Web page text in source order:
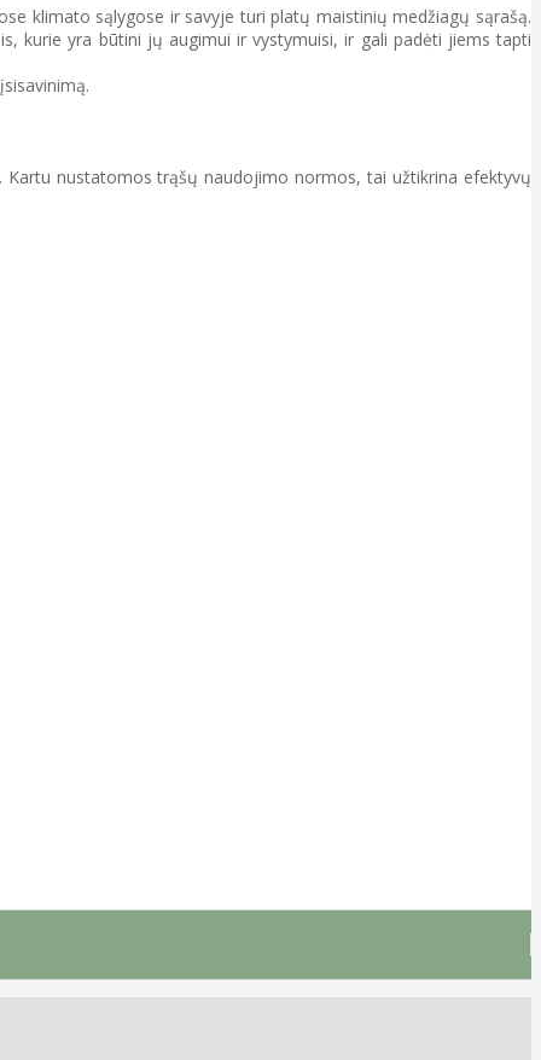
klimato sąlygose ir savyje turi platų maistinių medžiagų sąrašą.
kurie yra būtini jų augimui ir vystymuisi, ir gali padėti jiems tapti
nustatomos trąšų naudojimo normos, tai užtikrina efektyvų